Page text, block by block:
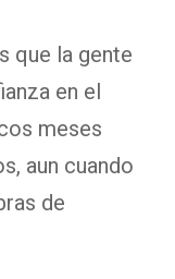
que la gente
en el
meses
aun cuando
de